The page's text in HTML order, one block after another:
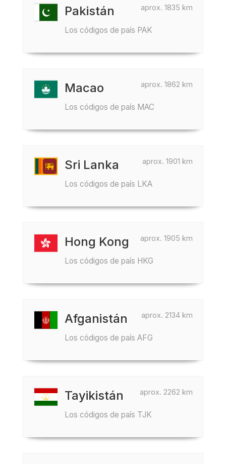
aprox. 1835 km
Pakistán
Los códigos de país PAK
aprox. 1862 km
Macao
Los códigos de país MAC
aprox. 1901 km
Sri Lanka
Los códigos de país LKA
aprox. 1905 km
Hong Kong
Los códigos de país HKG
aprox. 2134 km
Afganistán
Los códigos de país AFG
aprox. 2262 km
Tayikistán
Los códigos de país TJK